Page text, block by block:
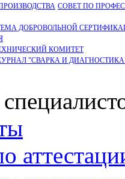
СОВЕТ ПО
ДОБРОВОЛЬНОЙ
КОМИТЕТ
"СВАРКА И